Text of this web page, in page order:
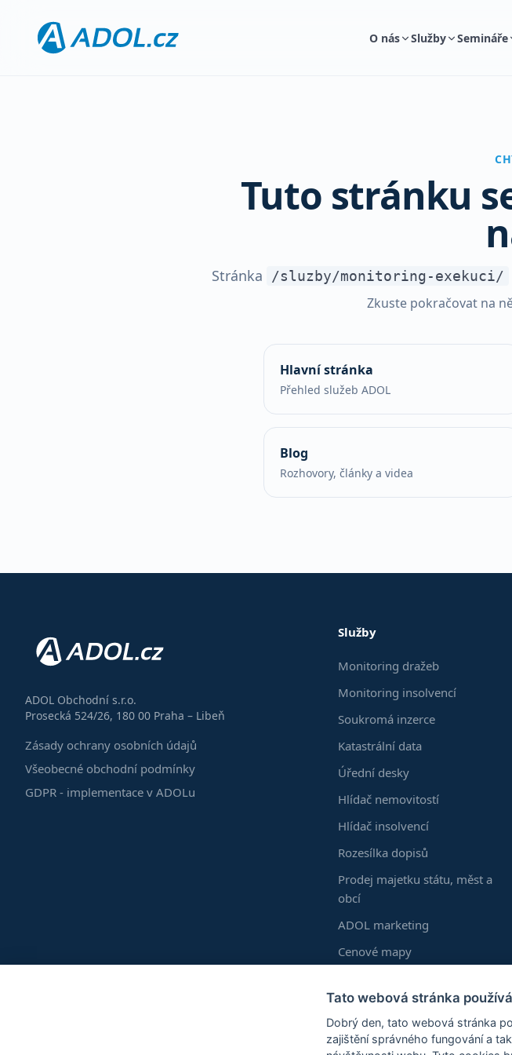
O nás Služby Semináře
Tuto stránku
Stránka /sluzby/monitoring-exekuci/
Zkuste pokračovat na
Hlavní stránka
Přehled služeb ADOL
Blog
Rozhovory, články a videa
ADOL Obchodní s.r.o.
Prosecká 524/26, 180 00 Praha – Libeň
Zásady ochrany osobních údajů
Všeobecné obchodní podmínky
GDPR - implementace v ADOLu
Služby
Monitoring dražeb
Monitoring insolvencí
Soukromá inzerce
Katastrální data
Úřední desky
Hlídač nemovitostí
Hlídač insolvencí
Rozesílka dopisů
Prodej majetku státu, měst a
obcí
ADOL marketing
Cenové mapy
Vlastní vrstvy
Rozšíření Chrome
Tato webová stránka
Dobrý den, tato webová stránka
zajištění správného fungování a